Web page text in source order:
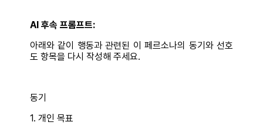
AI 후속 프롬프트:
아래와 같이 행동과 관련된 이 페르소나의 동기와 선호
도 항목을 다시 작성해 주세요.
동기
1. 개인 목표